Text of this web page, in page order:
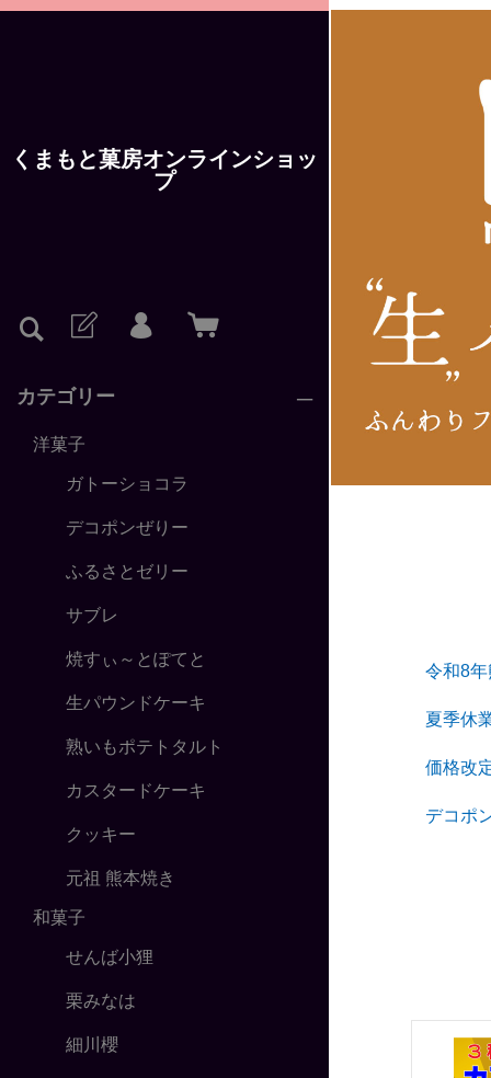
くまもと菓房オンラインショッ
プ
カテゴリー
洋菓子
ガトーショコラ
デコポンぜりー
ふるさとゼリー
サブレ
焼すぃ～とぽてと
生パウンドケーキ
熟いもポテトタルト
カスタードケーキ
クッキー
元祖 熊本焼き
和菓子
せんば小狸
栗みなは
細川櫻
令和8
夏季休
価格改
デコポ